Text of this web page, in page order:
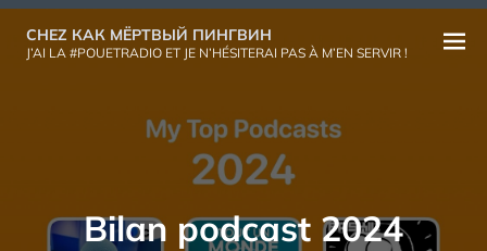
Aller
contenu
CHEZ КАК МЁРТВЫЙ ПИНГВИН
J’AI LA #POUETRADIO ET JE N’HÉSITERAI PAS À M’EN SERVIR !
Bilan podcast 2024